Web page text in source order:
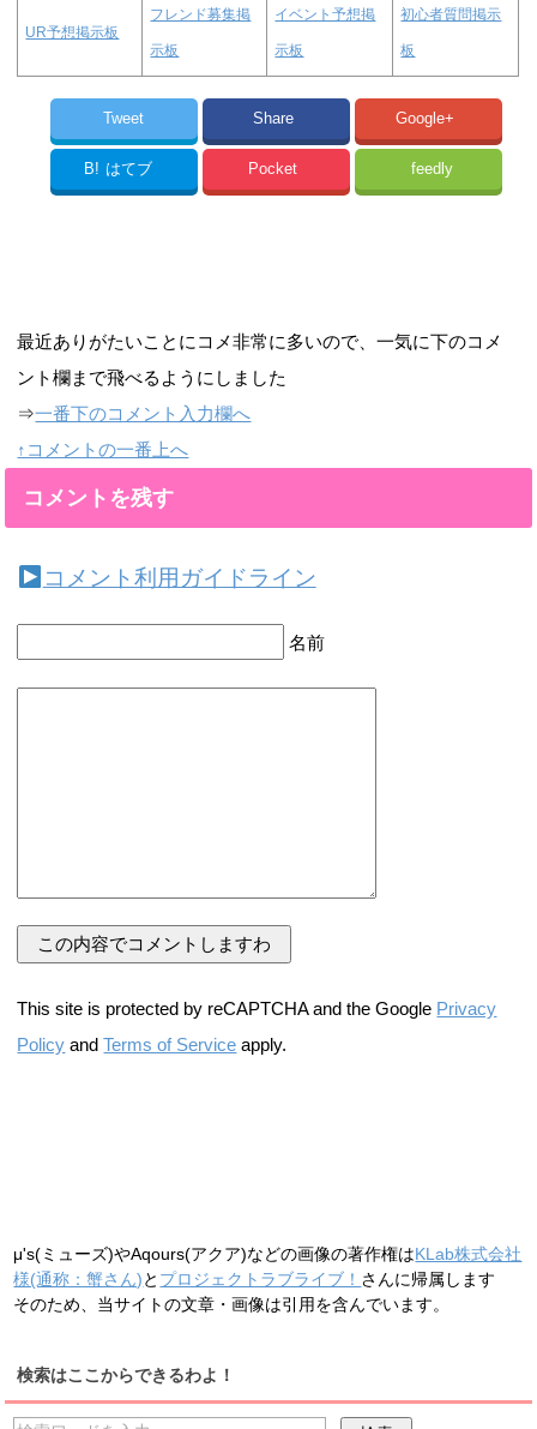
UR予想掲示板
フレンド募集掲
示板
イベント予想掲
示板
初心者質問掲示
板
Tweet Share Google+
B! はてブ Pocket feedly
最近ありがたいことにコメ非常に多いので、一気に下のコメ
ント欄まで飛べるようにしました
⇒一番下のコメント入力欄へ
↑コメントの一番上へ
コメントを残す
コメント利用ガイドライン
名前
This site is protected by reCAPTCHA and the Google Privacy
Policy andTerms of Service apply.
μ's(ミューズ)やAqours(アクア)などの画像の著作権はKLab株式会社
様(通称：蟹さん)と プロジェクトラブライブ！ さんに帰属します
そのため、当サイトの文章・画像は引用を含んでいます。
検索はここからできるわよ！